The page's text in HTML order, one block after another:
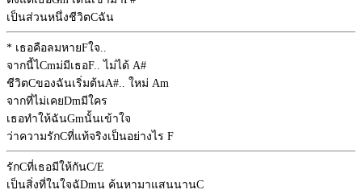
เป็นส่วนหนึ่งชีวิตCฉัน
* เธอคือลมหายFใจ..
จากนี้ไCmม่มีเธอF.. ไม่ได้ A#
ชีวิตCของฉันเริ่มต้นA#.. ใหม่ Am
จากที่ไม่เคยDmมีใคร
เธอทำให้ฉันGmนั้นเข้าใจ
ว่าความรักCที่แท้จริงเป็นอย่างไร F
รักCที่เธอมีให้กันC/E
เป็นสิ่งที่ในใจฉัDmน ค้นหามาแสนนานC